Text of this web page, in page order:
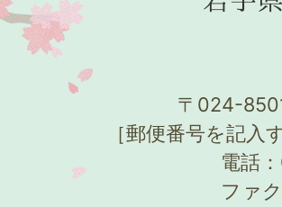
〒024-
［郵便番号を記
電話
ファ